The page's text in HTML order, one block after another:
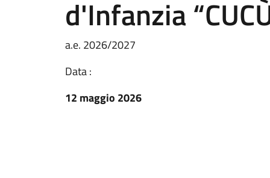
d'Infanzia
a.e. 2026/2027
Data :
12 maggio 2026